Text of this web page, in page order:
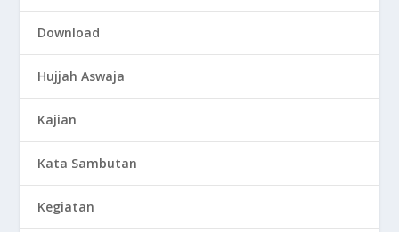
Download
Hujjah Aswaja
Kajian
Kata Sambutan
Kegiatan